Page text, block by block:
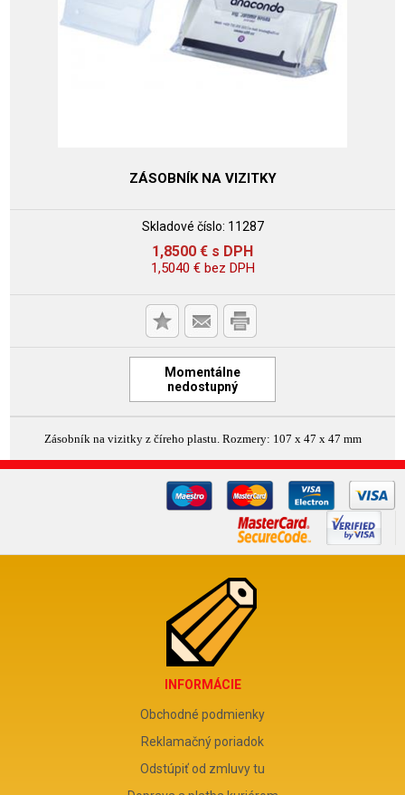
ZÁSOBNÍK NA VIZITKY
Skladové číslo: 11287
1,8500 € s DPH
1,5040 €bez DPH
Momentálne
nedostupný
Zásobník na vizitky z číreho plastu. Rozmery: 107 x 47 x 47 mm
INFORMÁCIE
Obchodné podmienky
Reklamačný poriadok
Odstúpiť od zmluvy tu